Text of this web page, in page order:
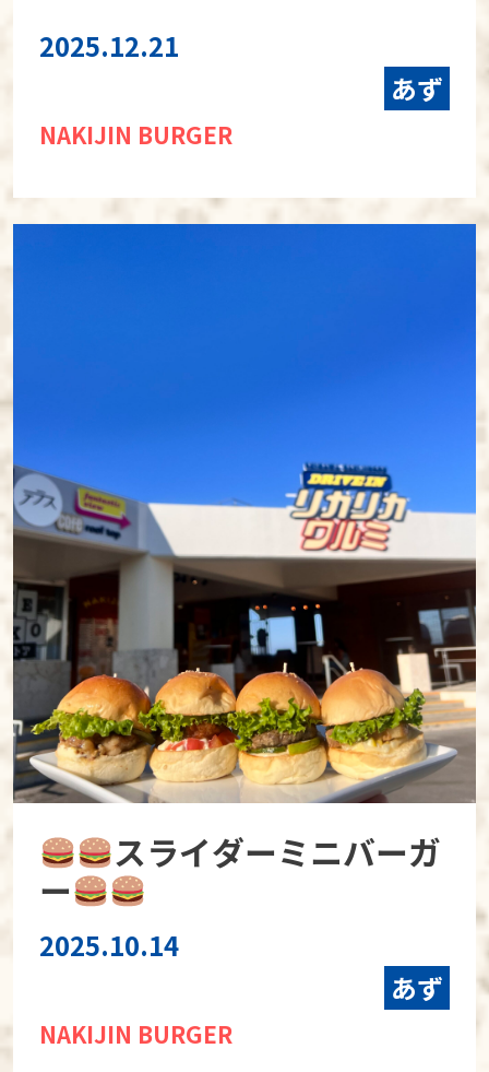
2025.12.21
あず
NAKIJIN BURGER
スライダーミニバーガ
ー
2025.10.14
あず
NAKIJIN BURGER